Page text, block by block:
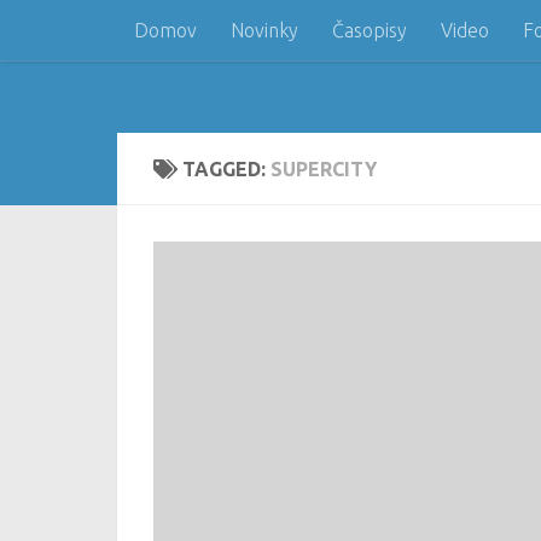
Skip to content
Domov Novinky Časopisy Video
TAGGED: SUPERCITY